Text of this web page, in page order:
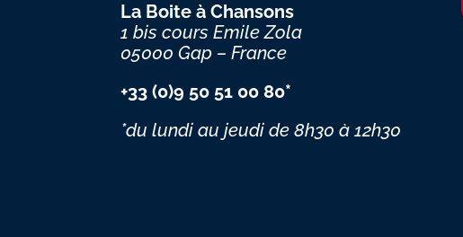
La Boite à Chansons
1 bis cours Emile Zola
05000 Gap – France
+33 (0)9 50 51 00 80*
*du lundi au jeudide 8h30 à 12h30